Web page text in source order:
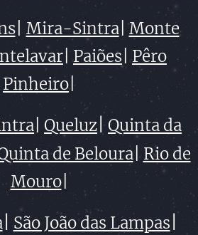
| Mira-Sintra|Monte
|Paiões |Pêro
Pinheiro|
Queluz Quinta da
de Beloura|Rio de
Mouro|
| São João das Lampas